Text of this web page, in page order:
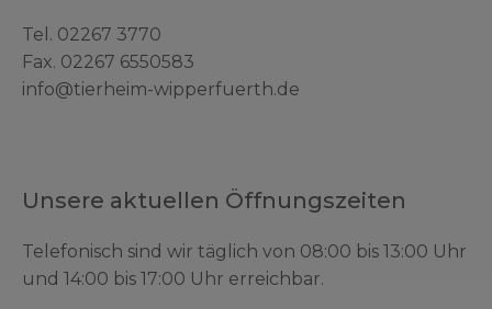
Tel. 02267 3770
Fax. 02267 6550583
info@tierheim-wipperfuerth.de
Unsere aktuellen Öffnungszeiten
Telefonisch sind wir täglich von 08:00 bis 13:00 Uhr
und 14:00 bis 17:00 Uhr erreichbar.